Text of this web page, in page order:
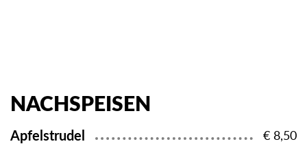
NACHSPEISEN
Apfelstrudel € 8,50